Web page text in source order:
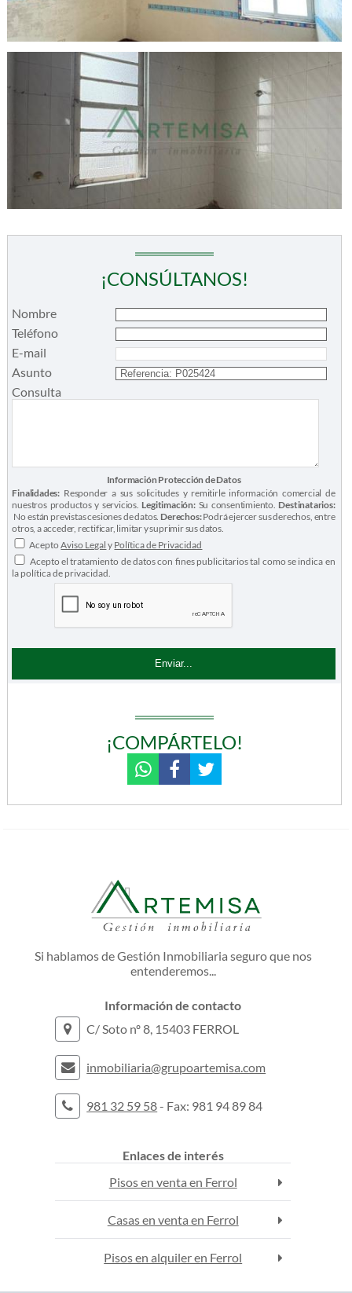
¡COMPÁRTELO!
¡CONSÚLTANOS!
Nombre
Teléfono
E-mail
Asunto
Consulta
Información Protección de Datos
Finalidades: Responder a sus solicitudes y remitirle información comercial de
nuestros productos y servicios. Legitimación:Su consentimiento. Destinatarios:
No están previstas cesiones de datos. Derechos:Podrá ejercer sus derechos, entre
otros, a acceder, rectificar, limitar y suprimir sus datos.
AceptoAviso Legal y Política de Privacidad
Acepto el tratamiento de datos con fines publicitarios tal como se indica en
la política de privacidad.
Si hablamos de Gestión Inmobiliaria seguro que nos
entenderemos...
Información de contacto
C/ Soto nº 8, 15403 FERROL
inmobiliaria@grupoartemisa.com
981 32 59 58- Fax: 981 94 89 84
Enlaces de interés
Pisos en venta en Ferrol
Casas en venta en Ferrol
Pisos en alquiler en Ferrol